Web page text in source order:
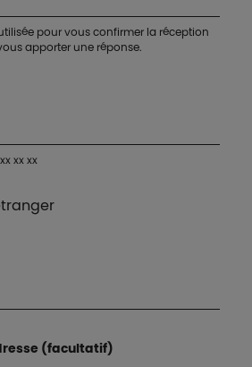
pour vous confirmer la réception
apporter une réponse.
xx xx
(facultatif)